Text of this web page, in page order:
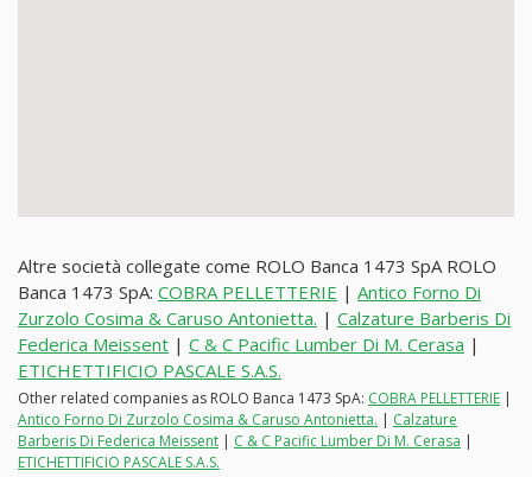
Altre società collegate come ROLO Banca 1473 SpA ROLO
Banca 1473 SpA: COBRA PELLETTERIE | Antico Forno Di
Zurzolo Cosima & Caruso Antonietta. | Calzature Barberis Di
Federica Meissent | C & C Pacific Lumber Di M. Cerasa |
ETICHETTIFICIO PASCALE S.A.S.
Other related companies as ROLO Banca 1473 SpA: COBRA PELLETTERIE |
Antico Forno Di Zurzolo Cosima & Caruso Antonietta. | Calzature
Barberis Di Federica Meissent | C & C Pacific Lumber Di M. Cerasa |
ETICHETTIFICIO PASCALE S.A.S.